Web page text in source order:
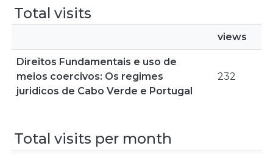
Total visits
views
Direitos Fundamentais e uso de
meios coercivos: Os regimes
juridicos de Cabo Verde e Portugal
232
Total visits per month